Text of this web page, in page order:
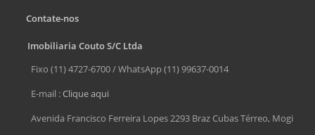
Contate-nos
Imobiliaria Couto S/C Ltda
Fixo (11) 4727-6700 / WhatsApp (11) 99637-0014
E-mail :Clique aqui
Avenida Francisco Ferreira Lopes 2293 Braz Cubas Térreo, Mogi